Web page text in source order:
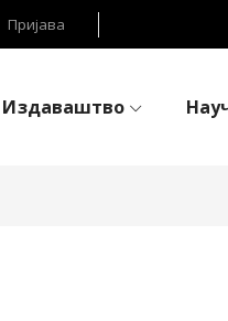
Пријава
Издаваштво